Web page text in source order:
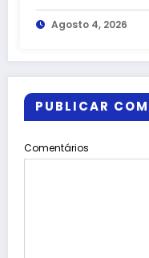
Agosto 4, 2026
PUBLICAR
Comentários